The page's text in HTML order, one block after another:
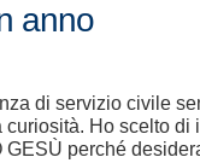
anno
di servizio civile
Ho scelto
GESÙ perché